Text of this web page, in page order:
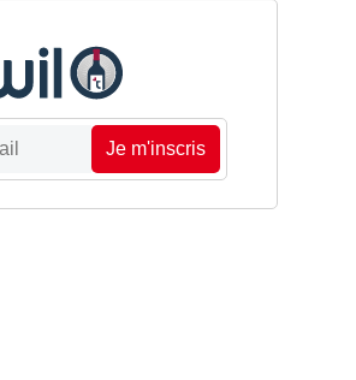
Je m'inscris